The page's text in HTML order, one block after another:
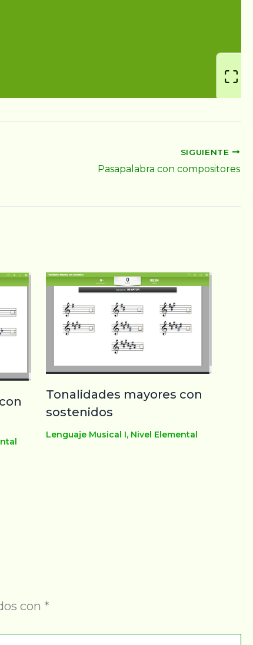
SIGUIENTE
Pasapalabra con compositores
Tonalidades mayores con
sostenidos
Lenguaje Musical I, Nivel Elemental
con *